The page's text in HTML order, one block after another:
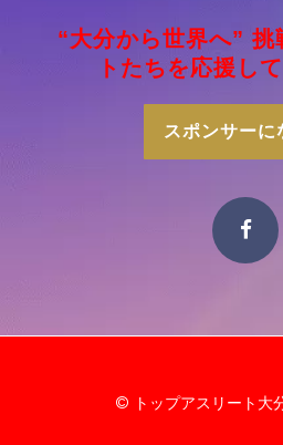
“大分から世界へ” 挑
トたちを応援し
スポンサーに
© トップアスリート大